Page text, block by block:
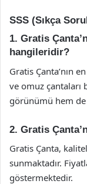
SSS (Sıkça
1. Gratis
hangileridir?
Gratis Çanta’nın
ve omuz çantaları
görünümü hem
2. Gratis
Gratis Çanta,
sunmaktadır.
göstermektedir.